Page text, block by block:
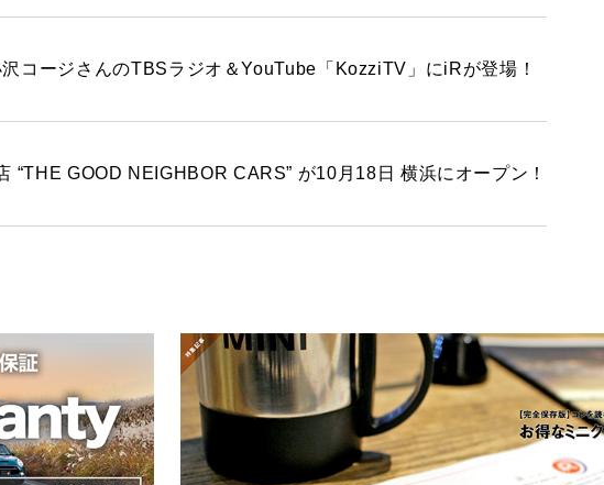
ROVER MINI サービス工場
コージさんのTBSラジオ＆YouTube「KozziTV」にiRが登場！
“THE GOOD NEIGHBOR CARS” が10月18日 横浜にオープン！